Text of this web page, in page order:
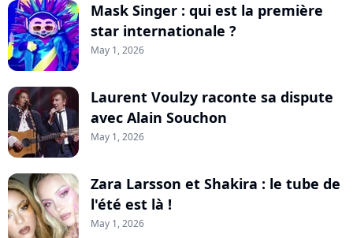
Mask Singer : qui est la première
star internationale ?
May 1, 2026
Laurent Voulzy raconte sa dispute
avec Alain Souchon
May 1, 2026
Zara Larsson et Shakira : le tube de
l'été est là !
May 1, 2026